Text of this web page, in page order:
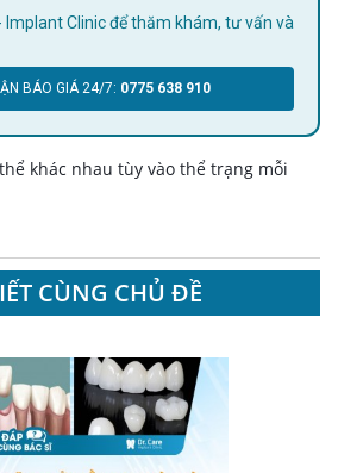
BÁO GIÁ 24/7: 0775 638 910
khác nhau tùy vào thể trạng mỗi
CÙNG CHỦ ĐỀ